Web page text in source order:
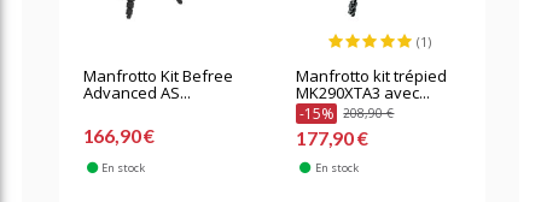
Manfrotto Kit Befree
Advanced AS...
166,90 €
En stock
(1)
Manfrotto kit trépied
MK290XTA3 avec...
-15% 208,90 €
177,90 €
En stock